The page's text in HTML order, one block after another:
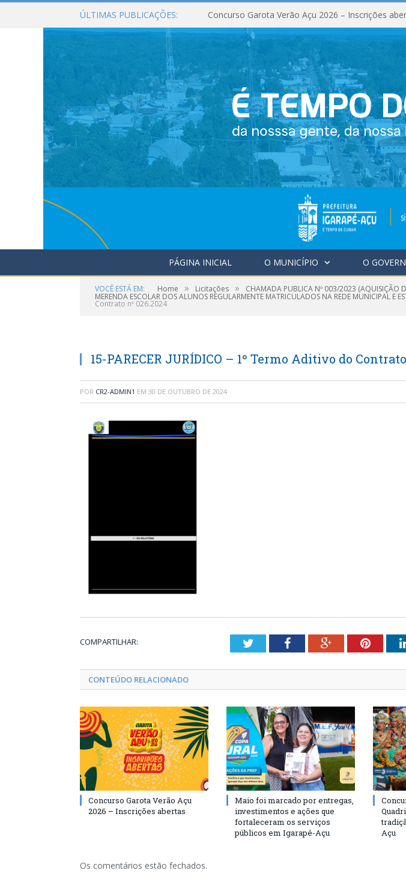
ÚLTIMAS PUBLICAÇÕES: Concurso Garota Verão Açu 2026 – Inscrições
PÁGINA INICIAL O MUNICÍPIO O
VOCÊ ESTÁ EM: Home » Licitações » CHAMADA PUBLICA Nº 003/2023 (AQUISIÇÃO
MERENDA ESCOLAR DOS ALUNOS REGULARMENTE MATRICULADOS NA REDE MUNICIPAL E
Contrato nº 026.2024
15-PARECER JURÍDICO – 1º Termo Aditivo do
POR CR2-ADMIN1 EM 30 DE OUTUBRO DE 2024
COMPARTILHAR: TwitterFacebookGoogle+
CONTEÚDO RELACIONADO
Concurso Garota Verão Açu
2026 – Inscrições abertas
Maio foi marcado por entregas,
investimentos e ações que
fortaleceram os serviços
públicos em Igarapé-Açu
Açu
Os comentários estão fechados.